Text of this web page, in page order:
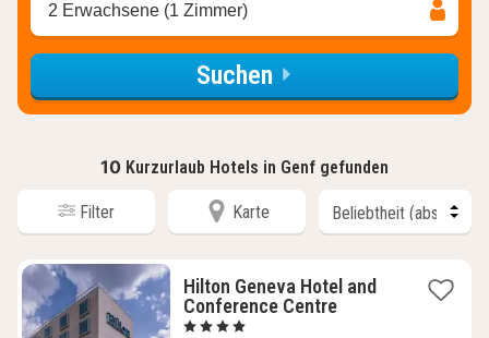
2 Erwachsene (1 Zimmer)
Suchen
10 Kurzurlaub Hotels in Genf gefunden
Filter Karte
Hilton Geneva Hotel and
Conference Centre1
, 4 Sterne